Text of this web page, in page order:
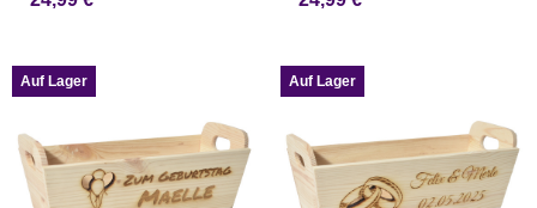
Personalisierung
Auf Lager Auf Lager